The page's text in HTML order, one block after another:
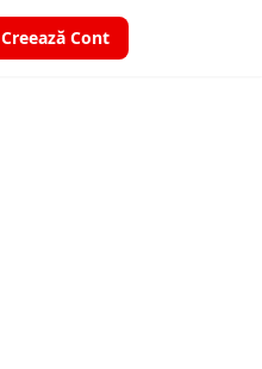
Creează Cont